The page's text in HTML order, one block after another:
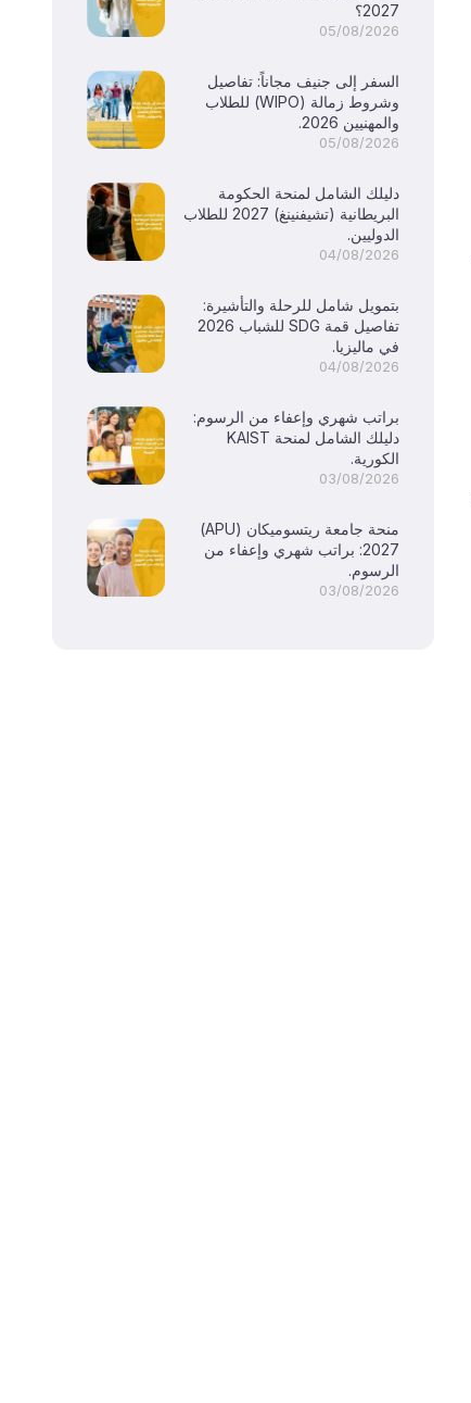
2027؟
05/08/2026
السفر إلى جنيف مجاناً: تفاصيل
وشروط زمالة (WIPO) للطلاب
والمهنيين 2026.
05/08/2026
دليلك الشامل لمنحة الحكومة
البريطانية (تشيفنينغ) 2027 للطلاب
الدوليين.
04/08/2026
بتمويل شامل للرحلة والتأشيرة:
تفاصيل قمة SDG للشباب 2026
في ماليزيا.
04/08/2026
براتب شهري وإعفاء من الرسوم:
دليلك الشامل لمنحة KAIST
الكورية.
03/08/2026
منحة جامعة ريتسوميكان (APU)
2027: براتب شهري وإعفاء من
الرسوم.
03/08/2026